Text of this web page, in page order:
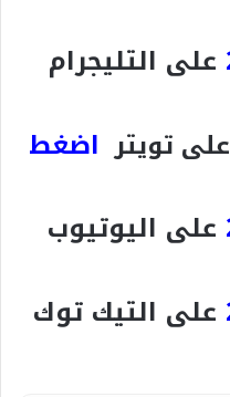
على التليجرام
على تويتر اضغط
على اليوتيوب
على التيك توك